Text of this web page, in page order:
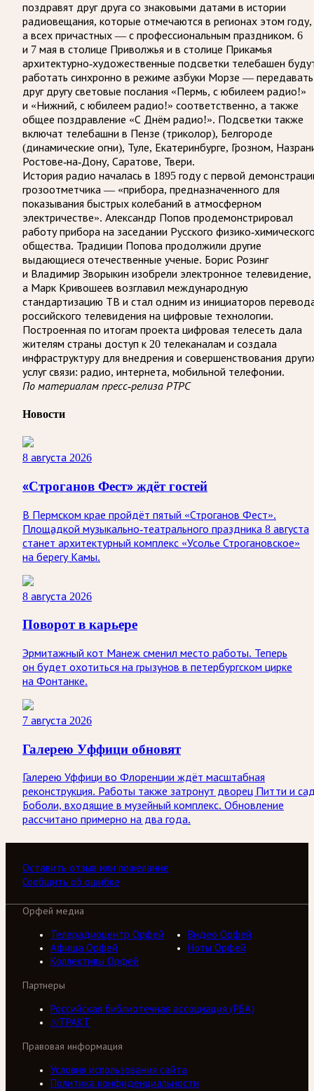
поздравят друг друга со знаковыми датами в истории
радиовещания, которые отмечаются в регионах этом году,
а всех причастных — с профессиональным праздником. 6
и 7 мая в столице Приволжья и в столице Прикамья
архитектурно-художественные подсветки телебашен
работать синхронно в режиме азбуки Морзе — передавать
друг другу световые послания «Пермь, с юбилеем радио!»
и «Нижний, с юбилеем радио!» соответственно, а также
общее поздравление «С Днём радио!». Подсветки также
включат телебашни в Пензе (триколор), Белгороде
(динамические огни), Туле, Екатеринбурге, Грозном,
Ростове-на-Дону, Саратове, Твери.
История радио началась в 1895 году с первой
грозоотметчика — «прибора, предназначенного для
показывания быстрых колебаний в атмосферном
электричестве». Александр Попов продемонстрировал
работу прибора на заседании Русского физико-
общества. Традиции Попова продолжили другие
выдающиеся отечественные ученые. Борис Розинг
и Владимир Зворыкин изобрели электронное телевидение,
а Марк Кривошеев возглавил международную
стандартизацию ТВ и стал одним из инициаторов
российского телевидения на цифровые технологии.
Построенная по итогам проекта цифровая телесеть дала
жителям страны доступ к 20 телеканалам и создала
инфраструктуру для внедрения и совершенствования
услуг связи: радио, интернета, мобильной телефонии.
По материалам пресс-релиза РТРС
Новости
8 августа 2026
«Строганов Фест» ждёт гостей
В Пермском крае пройдёт пятый «Строганов Фест».
Площадкой музыкально-театрального праздника 8 августа
станет архитектурный комплекс «Усолье Строгановское»
на берегу Камы.
8 августа 2026
Поворот в карьере
Эрмитажный кот Манеж сменил место работы. Теперь
он будет охотиться на грызунов в петербургском цирке
на Фонтанке.
7 августа 2026
Галерею Уффици обновят
Галерею Уффици во Флоренции ждёт масштабная
реконструкция. Работы также затронут дворец Питти и
Боболи, входящие в музейный комплекс. Обновление
рассчитано примерно на два года.
Оставить отзыв или пожелание
Сообщить об ошибке
Орфей медиа
Телерадиоцентр Орфей
Видео Орфей
Афиша Орфей
Ноты Орфей
Коллективы Орфей
Партнеры
Российская библиотечная ассоциация (РБА)
///ТРАКТ
Правовая информация
Условия использования сайта
Политика конфиденциальности